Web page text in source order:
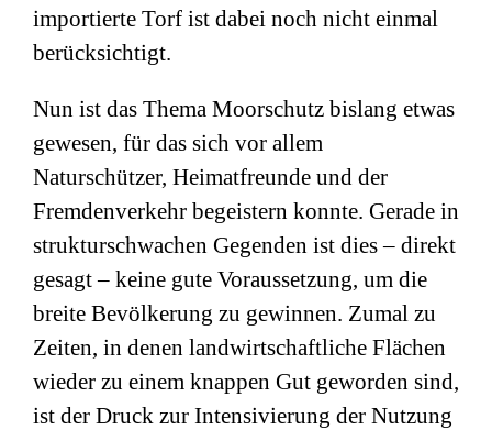
importierte Torf ist dabei noch nicht einmal
berücksichtigt.
Nun ist das Thema Moorschutz bislang etwas
gewesen, für das sich vor allem
Naturschützer, Heimatfreunde und der
Fremdenverkehr begeistern konnte. Gerade in
strukturschwachen Gegenden ist dies – direkt
gesagt – keine gute Voraussetzung, um die
breite Bevölkerung zu gewinnen. Zumal zu
Zeiten, in denen landwirtschaftliche Flächen
wieder zu einem knappen Gut geworden sind,
ist der Druck zur Intensivierung der Nutzung